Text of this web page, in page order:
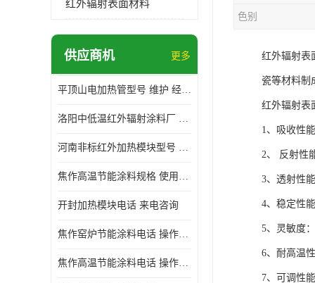
红外辐射表面材料
供应商机 更多
平顶山电加热管型号 维护 经验丰富
洛阳中低温红外辐射涂料厂 使用便利
河南非标红外加热模块型号 操作方便
焦作高温节能涂料规格 使用寿命长 标志明显
开封加热模块电话 来电咨询
焦作窑炉节能涂料电话 操作方便
焦作高温节能涂料电话 操作方便
色别
红外辐射表
瓷等材料制
红外辐射表
1、吸收性
2、 反射性
3、透射性
4、稳定性
5、灵敏度
6、耐高温
7、可调性